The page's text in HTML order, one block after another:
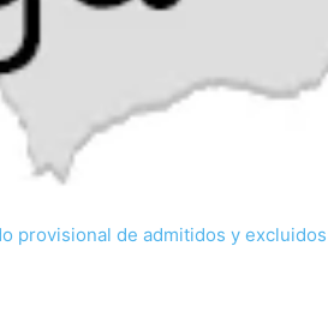
provisional de admitidos y